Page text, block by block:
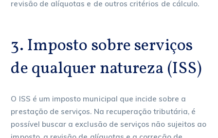
revisão de alíquotas e de outros critérios de cálculo.
3. Imposto sobre serviços
de qualquer natureza (ISS)
O ISS é um imposto municipal que incide sobre a
prestação de serviços. Na recuperação tributária, é
possível buscar a exclusão de serviços não sujeitos ao